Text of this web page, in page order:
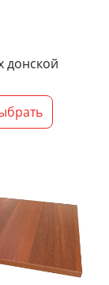
донской